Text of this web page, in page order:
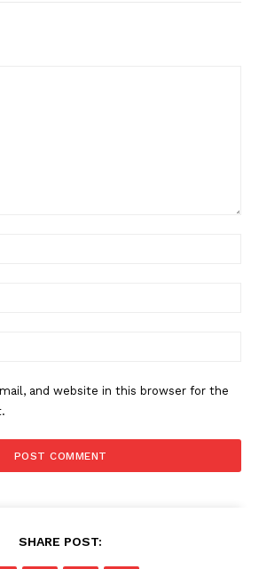
and website in this browser for the
SHARE POST: